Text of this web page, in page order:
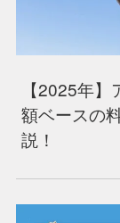
【2025年
額ベースの
説！